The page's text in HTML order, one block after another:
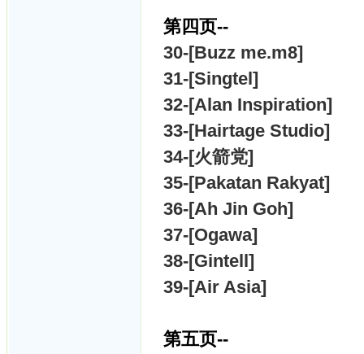
第四页--
30-[Buzz me.m8]
31-[Singtel]
32-[Alan Inspiration]
33-[Hairtage Studio]
34-[火箭党]
35-[Pakatan Rakyat]
36-[Ah Jin Goh]
37-[Ogawa]
38-[Gintell]
39-[Air Asia]
第五页--